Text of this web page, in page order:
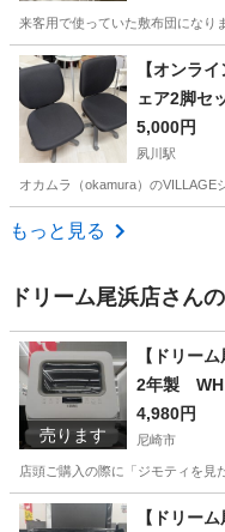
来客用で使っていた敷布団になり
兵庫 神戸市 月見山駅
【オンラ
ェア2脚セ
5,000円
夙川駅
オカムラ（okamura）のVILLAGE
兵庫 西宮市
もっと見る
ドリーム尾浜店さん
売ります
【ドリー
2年製
り 高さ
4,980円
尼崎市
店頭ご購入の際に「ジモティを
兵庫 尼崎市 キッチン家
【ドリー